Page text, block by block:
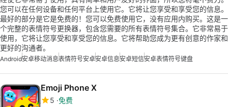
您可以在任何设备和任何平台上使用它。它将让您享受和享受您的信息。
最好的部分是它是免费的！您可以免费使用它，没有应用内购买。这是一
个完整的表情符号更换器，包含您需要的所有表情符号集合。它非常易于
使用，它将让您享受和享受您的信息。它将帮助您成为更有创意的作家和
更好的沟通者。
Android安卓移动消息表情符号安卓安卓信息安卓短信安卓表情符号键盘
Emoji Phone X
5 免费